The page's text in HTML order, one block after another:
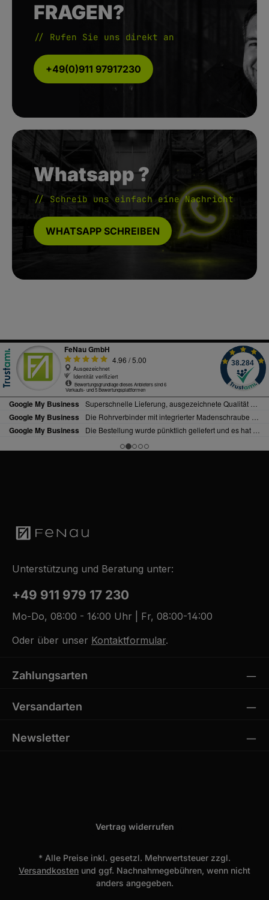
FRAGEN?
// Rufen Sie uns direkt an
+49(0)911 97917230
Whatsapp ?
// Schreib uns einfach eine Nachricht
WHATSAPP SCHREIBEN
Unterstützung und Beratung unter:
+49 911 979 17 230
Mo-Do, 08:00 - 16:00 Uhr | Fr, 08:00-14:00
Oder über unser Kontaktformular.
Zahlungsarten
Versandarten
Newsletter
Vertrag widerrufen
* Alle Preise inkl. gesetzl. Mehrwertsteuer zzgl.
Versandkosten und ggf. Nachnahmegebühren, wenn nicht
anders angegeben.